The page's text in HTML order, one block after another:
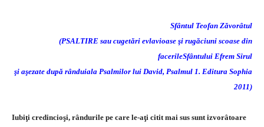
Sfântul Teofan Zăvorâtul
(PSALTIRE sau cugetări evlavioase şi rugăciuni scoase din
facerileSfântului Efrem Sirul
şi aşezate după rânduiala Psalmilor lui David, Psalmul 1. Editura Sophia
2011)
Iubiţi credincioşi, rândurile pe care le-aţi citit mai sus sunt izvorâtoare